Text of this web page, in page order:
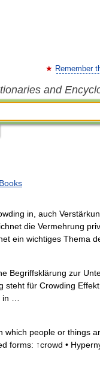
Remember
and
Books
in, auch
die Vermehrung
ein wichtiges Thema
Begriffsklärung zur
steht für Crowding
…
people or things
forms: ↑crowd •